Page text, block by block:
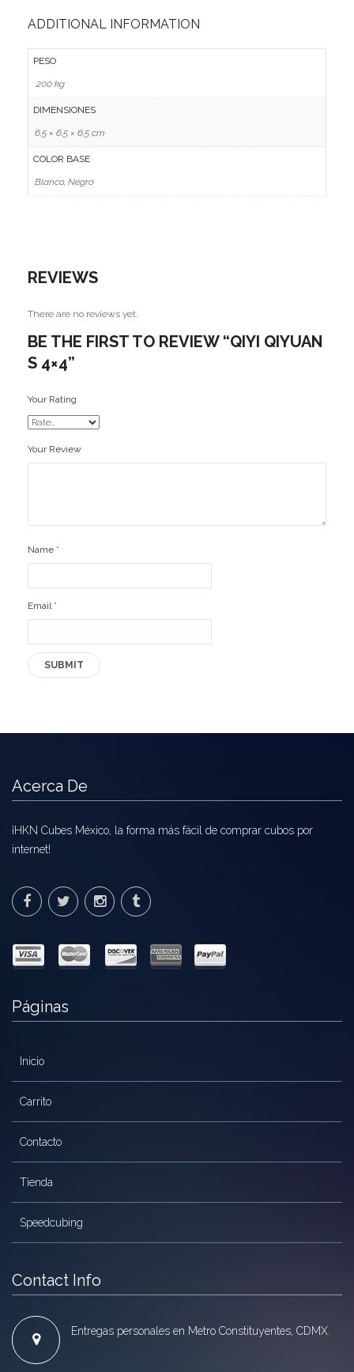
ADDITIONAL INFORMATION
PESO
.200 kg
DIMENSIONES
6.5 × 6.5 × 6.5 cm
COLOR BASE
Blanco, Negro
REVIEWS
There are no reviews yet.
BE THE FIRST TO REVIEW “QIYI QIYUAN
S 4×4”
Your Rating
Your Review
Name *
Email *
Acerca De
¡HKN Cubes México, la forma más fácil de comprar cubos por
internet!
Páginas
Inicio
Carrito
Contacto
Tienda
Speedcubing
Contact Info
Entregas personales en Metro Constituyentes, CDMX.